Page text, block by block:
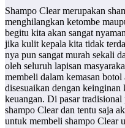
Shampo Clear merupakan
menghilangkan ketombe
begitu kita akan sangat
jika kulit kepala kita tidak
nya pun sangat murah sekali
oleh seluruh lapisan
membeli dalam kemasan botol
disesuaikan dengan
keuangan. Di pasar
shampo Clear dan tentu saja
untuk membeli shampo Clear